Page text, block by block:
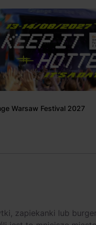
Warsaw Festival 2027
zapiekanki lub